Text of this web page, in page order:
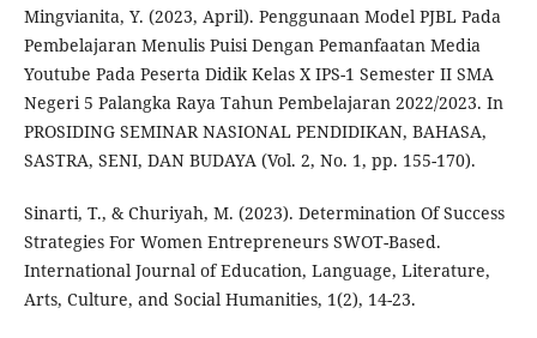
Mingvianita, Y. (2023, April). Penggunaan Model PJBL Pada
Pembelajaran Menulis Puisi Dengan Pemanfaatan Media
Youtube Pada Peserta Didik Kelas X IPS-1 Semester II SMA
Negeri 5 Palangka Raya Tahun Pembelajaran 2022/2023. In
PROSIDING SEMINAR NASIONAL PENDIDIKAN, BAHASA,
SASTRA, SENI, DAN BUDAYA (Vol. 2, No. 1, pp. 155-170).
Sinarti, T., & Churiyah, M. (2023). Determination Of Success
Strategies For Women Entrepreneurs SWOT-Based.
International Journal of Education, Language, Literature,
Arts, Culture, and Social Humanities, 1(2), 14-23.